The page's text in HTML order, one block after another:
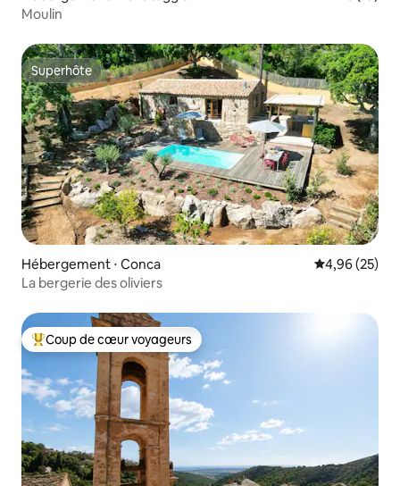
Moulin
Superhôte
Superhôte
Hébergement ⋅ Conca Évaluation
4,96 (25)
La bergerie des oliviers
Coups de cœur voyageurs les plus appréciés
Coup de cœur voyageurs